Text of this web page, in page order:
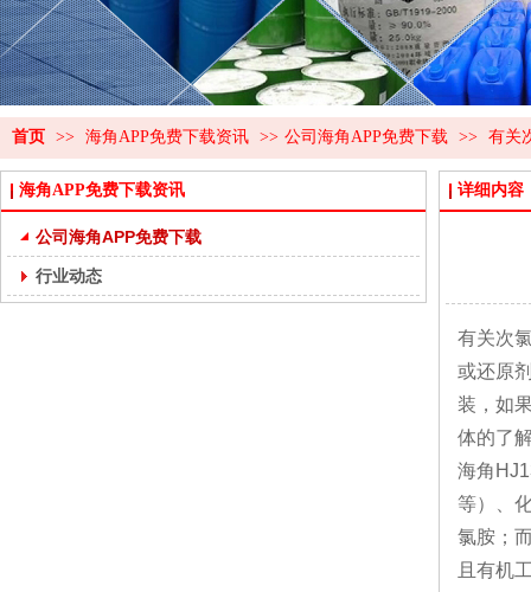
首页 >> 海角APP免费下载资讯 >> 公司海角APP免费下载 >> 有关
海角APP免费下载资讯
公司海角APP免费下载
行业动态
详细内容
有关次
或还原剂
装，
体的了解
海角
等）
氯胺；
且有机